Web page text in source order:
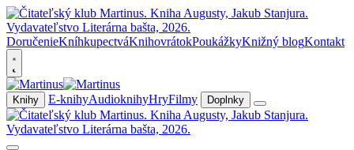
DoručenieKníhkupectváKnihovrátokPoukážkyKnižný blogKontakt
Knihy E-knihyAudioknihyHryFilmy Doplnky